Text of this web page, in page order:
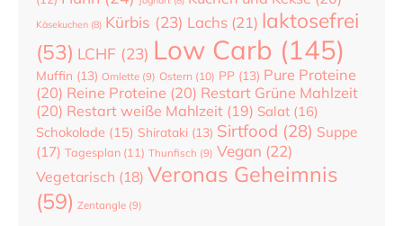
Käsekuchen (8) Kürbis (23) Lachs (21) laktosefrei
(53) LCHF (23) Low Carb (145)
Muffin (13) Omlette (9) Ostern (10) PP (13) Pure Proteine
(20) Reine Proteine (20) Restart Grüne Mahlzeit
(20) Restart weiße Mahlzeit (19) Salat (16)
Schokolade (15) Shirataki (13) Sirtfood (28) Suppe
(17) Tagesplan (11) Thunfisch (9) Vegan (22)
Vegetarisch (18) Veronas Geheimnis
(59) Zentangle (9)